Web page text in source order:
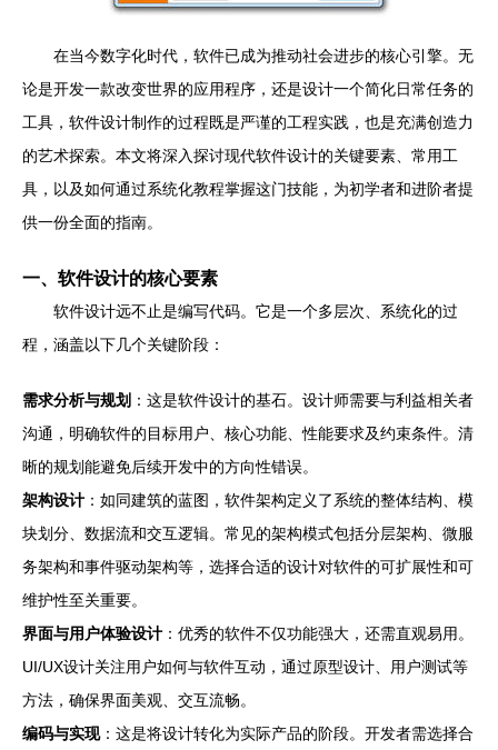
在当今数字化时代，软件已成为推动社会进步的核心引擎。无
论是开发一款改变世界的应用程序，还是设计一个简化日常任务的
工具，软件设计制作的过程既是严谨的工程实践，也是充满创造力
的艺术探索。本文将深入探讨现代软件设计的关键要素、常用工
具，以及如何通过系统化教程掌握这门技能，为初学者和进阶者提
供一份全面的指南。
一、软件设计的核心要素
软件设计远不止是编写代码。它是一个多层次、系统化的过
程，涵盖以下几个关键阶段：
需求分析与规划 ：这是软件设计的基石。设计师需要与利益相关者
沟通，明确软件的目标用户、核心功能、性能要求及约束条件。清
晰的规划能避免后续开发中的方向性错误。
架构设计 ：如同建筑的蓝图，软件架构定义了系统的整体结构、模
块划分、数据流和交互逻辑。常见的架构模式包括分层架构、微服
务架构和事件驱动架构等，选择合适的设计对软件的可扩展性和可
维护性至关重要。
界面与用户体验设计 ：优秀的软件不仅功能强大，还需直观易用。
UI/UX设计关注用户如何与软件互动，通过原型设计、用户测试等
方法，确保界面美观、交互流畅。
编码与实现：这是将设计转化为实际产品的阶段。开发者需选择合